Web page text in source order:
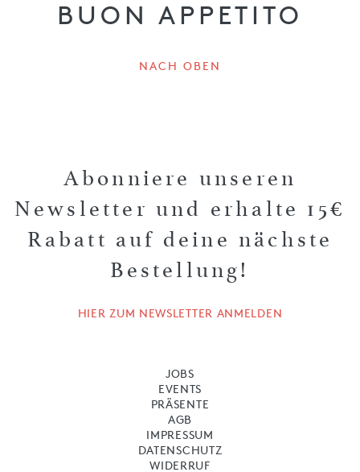
BUON APPETITO
NACH OBEN
Abonniere unseren
Newsletter und erhalte 15€
Rabatt auf deine nächste
Bestellung!
HIER ZUM NEWSLETTER ANMELDEN
JOBS
EVENTS
PRÄSENTE
AGB
IMPRESSUM
DATENSCHUTZ
WIDERRUF